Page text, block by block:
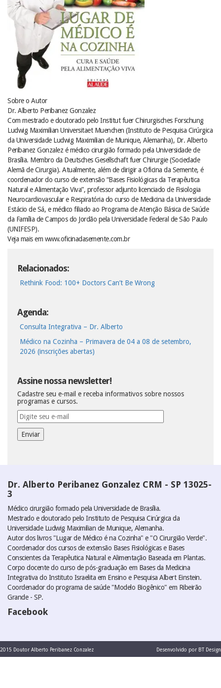
Sobre o Autor
Dr. Alberto Peribanez Gonzalez
Com mestrado e doutorado pelo Institut fuer Chirurgisches Forschung
Ludwig Maximilian Universitaet Muenchen (Instituto de Pesquisa Cirúrgica
da Universidade Ludwig Maximilian de Munique, Alemanha), Dr. Alberto
Peribanez Gonzalez é médico cirurgião formado pela Universidade de
Brasília. Membro da Deutsches Gesellschaft fuer Chirurgie (Sociedade
Alemã de Cirurgia). Atualmente, além de dirigir a Oficina da Semente, é
coordenador do curso de extensão “Bases Fisiológicas da Terapêutica
Natural e Alimentação Viva”, professor adjunto licenciado de Fisiologia
Neurocardiovascular e Respiratória do curso de Medicina da Universidade
Estácio de Sá, e médico filiado ao Programa de Atenção Básica de Saúde
da Família de Campos do Jordão pela Universidade Federal de São Paulo
(UNIFESP).
Veja mais em www.oficinadasemente.com.br
Relacionados:
Rethink Food: 100+ Doctors Can’t Be Wrong
Agenda:
Consulta Integrativa – Dr. Alberto
Médico na Cozinha – Primavera de 04 a 08 de setembro,
2026 (inscrições abertas)
Assine nossa newsletter!
Cadastre seu e-mail e receba informativos sobre nossos
programas e cursos.
Dr. Alberto Peribanez Gonzalez CRM - SP 13025-
3
Médico cirurgião formado pela Universidade de Brasília.
Mestrado e doutorado pelo Instituto de Pesquisa Cirúrgica da
Universidade Ludwig Maximilian de Munique, Alemanha.
Autor dos livros "Lugar de Médico é na Cozinha" e "O Cirurgião Verde".
Coordenador dos cursos de extensão Bases Fisiológicas e Bases
Conscientes da Terapêutica Natural e Alimentação Baseada em Plantas.
Corpo docente do curso de pós-graduação em Bases da Medicina
Integrativa do Instituto Israelita em Ensino e Pesquisa Albert Einstein.
Coordenador do programa de saúde "Modelo Biogênico" em Ribeirão
Grande - SP.
Facebook
2015 Doutor Alberto Peribanez Conzalez Desenvolvido por BT Design